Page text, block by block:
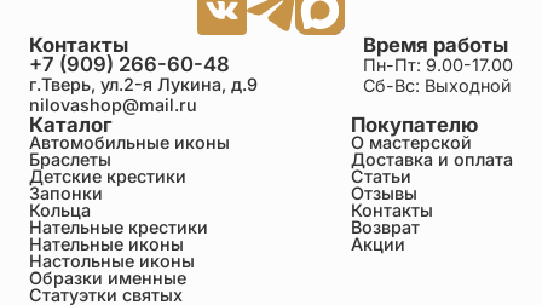
Каталог
Автомобильные иконы
Браслеты
Детские крестики
Запонки
Кольца
Нательные крестики
Нательные иконы
Настольные иконы
Образки именные
Статуэтки святых
Покупателю
О мастерской
Доставка и оплата
Статьи
Отзывы
Контакты
Возврат
Акции
Время работы
Пн-Пт: 9.00-17.00
Сб-Вс: Выходной
Контакты
+7 (909) 266-60-48
г.Тверь, ул.2-я Лукина, д.9
nilovashop@mail.ru